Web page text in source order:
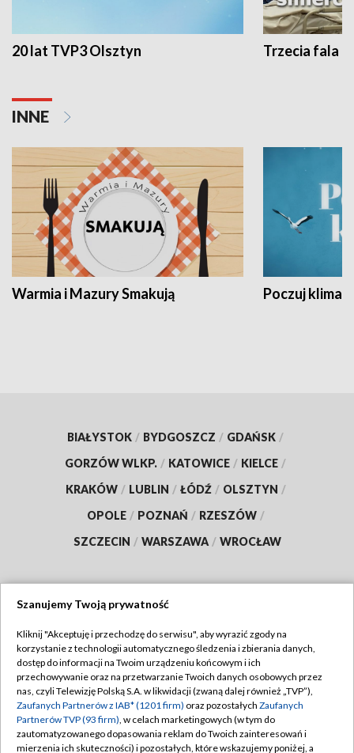
20 lat TVP3 Olsztyn Trzecia fala -
INNE
Warmia i Mazury Smakują Poczuj klimat
BIAŁYSTOK / BYDGOSZCZ / GDAŃSK /
GORZÓW WLKP. / KATOWICE / KIELCE /
KRAKÓW / LUBLIN / ŁÓDŹ / OLSZTYN /
OPOLE / POZNAŃ / RZESZÓW /
SZCZECIN / WARSZAWA / WROCŁAW
TVP
Abonament TVP
Emisja w TVP
Centrum informacji TVP
Regulamin TVP
Polityka prywatności
Moje zgody
Szanujemy Twoją prywatność
Kliknij "Akceptuję i przechodzę do serwisu", aby wyrazić zgody na
korzystanie z technologii automatycznego śledzenia i zbierania danych,
dostęp do informacji na Twoim urządzeniu końcowym i ich
przechowywanie oraz na przetwarzanie Twoich danych osobowych przez
nas, czyli Telewizję Polską S.A. w likwidacji (zwaną dalej również „TVP”),
Zaufanych Partnerów z IAB* (1201 firm) oraz pozostałych Zaufanych
Partnerów TVP (93 firm), w celach marketingowych (w tym do
zautomatyzowanego dopasowania reklam do Twoich zainteresowań i
mierzenia ich skuteczności) i pozostałych, które wskazujemy poniżej, a